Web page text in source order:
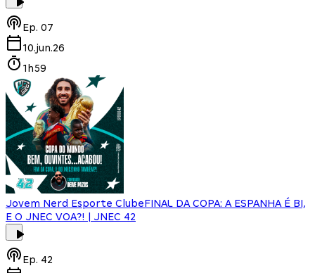
Ep. 07
10.jun.26
1h59
Jovem Nerd Esporte ClubeFINAL DA COPA: A ESPANHA É BI,
E O JNEC VOA?! | JNEC 42
Ep. 42